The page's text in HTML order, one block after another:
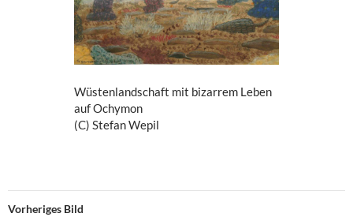
Wüstenlandschaft mit bizarrem Leben
auf Ochymon
(C) Stefan Wepil
Vorheriges Bild